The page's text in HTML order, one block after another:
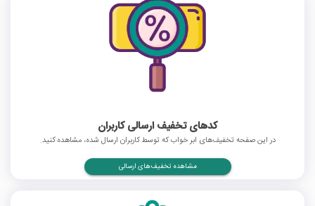
کدهای تخفیف ارسالی کاربران
در این صفحه تخفیف‌های ابر خواب که توسط کاربران ارسال شده، مشاهده کنید.
مشاهده تخفیف‌های ارسالی